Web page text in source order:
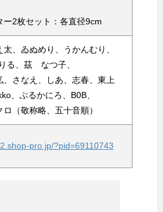
ー2枚セット：各直径9cm
太、ゐぬめり、うかんむり、
る、茲 なつ子、
、さなえ、しあ、志春、東上
、ぶるかにろ、B0B、
ロ（敬称略、五十音順）
pro.jp/?pid=69110743